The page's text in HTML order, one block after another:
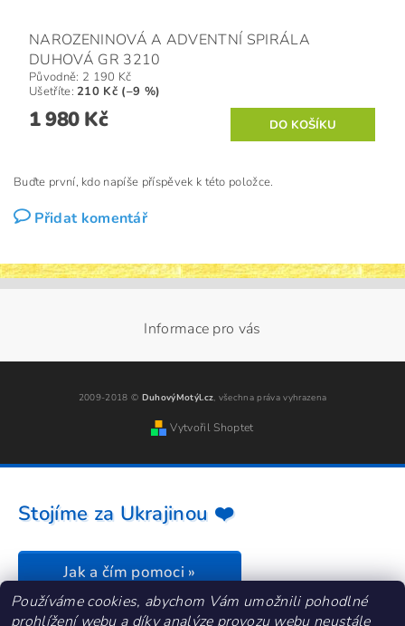
NAROZENINOVÁ A ADVENTNÍ SPIRÁLA
DUHOVÁ GR 3210
Původně: 2 190 Kč
Ušetříte: 210 Kč (–9 %)
1 980 Kč
Buďte první, kdo napíše příspěvek k této položce.
Přidat komentář
Informace pro vás
2009-2018 © DuhovýMotýl.cz, všechna práva vyhrazena
Vytvořil Shoptet
Používáme cookies, abychom Vám umožnili pohodlné
prohlížení webu a díky analýze provozu webu neustále
Stojíme za Ukrajinou ❤️
Jak a čím pomoci »